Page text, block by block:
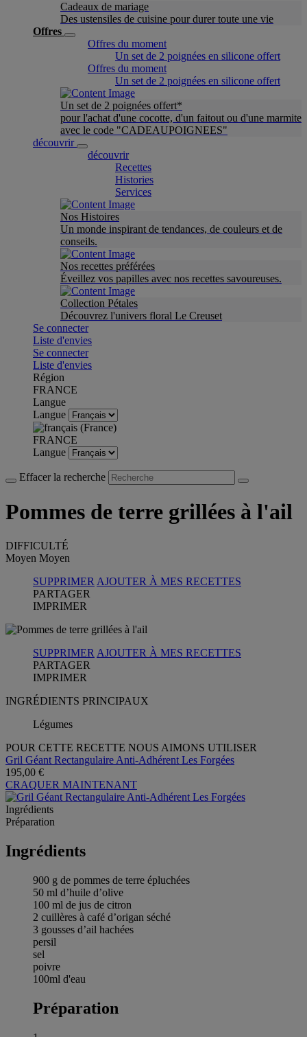
Cadeaux de mariage
Des ustensiles de cuisine pour durer toute une vie
Offres
Offres du moment
Un set de 2 poignées en silicone offert
Offres du moment
Un set de 2 poignées en silicone offert
Un set de 2 poignées offert*
pour l'achat d'une cocotte, d'un faitout ou d'une marmite
avec le code "CADEAUPOIGNEES"
découvrir
découvrir
Recettes
Histories
Services
Nos Histoires
Un monde inspirant de tendances, de couleurs et de
conseils.
Nos recettes préférées
Éveillez vos papilles avec nos recettes savoureuses.
Collection Pétales
Découvrez l'univers floral Le Creuset
Se connecter
Liste d'envies
Se connecter
Liste d'envies
Région
FRANCE
Langue
Langue
FRANCE
Langue
Effacer la recherche
Pommes de terre grillées à l'ail
DIFFICULTÉ
Moyen Moyen
SUPPRIMER AJOUTER À MES RECETTES
PARTAGER
IMPRIMER
SUPPRIMER AJOUTER À MES RECETTES
PARTAGER
IMPRIMER
INGRÉDIENTS PRINCIPAUX
Légumes
POUR CETTE RECETTE NOUS AIMONS UTILISER
Gril Géant Rectangulaire Anti-Adhérent Les Forgées
195,00 €
CRAQUER MAINTENANT
Ingrédients
Préparation
Ingrédients
900 g de pommes de terre épluchées
50 ml d’huile d’olive
100 ml de jus de citron
2 cuillères à café d’origan séché
3 gousses d’ail hachées
persil
sel
poivre
100ml d'eau
Préparation